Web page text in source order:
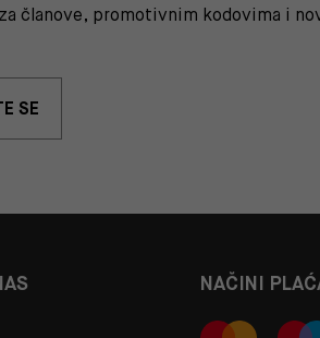
članove, promotivnim kodovima i
SE
NAČINI